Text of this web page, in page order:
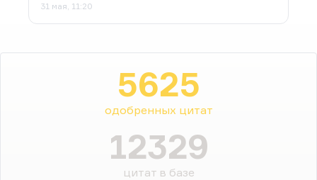
31 мая, 11:20
5625
одобренных цитат
12329
цитат в базе